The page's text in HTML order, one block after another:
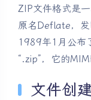
ZIP文件格式是
原名Deflate，
1989年1月公布
“.zip”，它的
文件创